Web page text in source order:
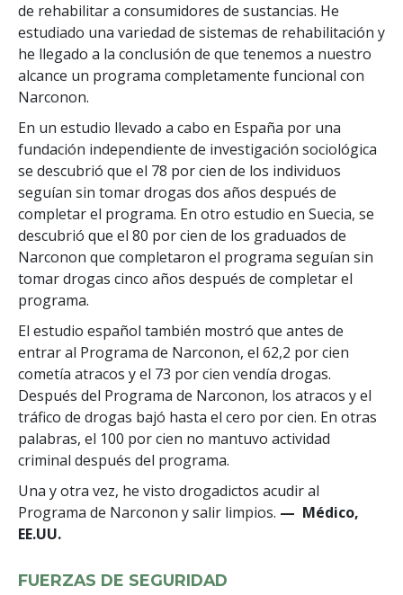
de rehabilitar a consumidores de sustancias. He
estudiado una variedad de sistemas de rehabilitación y
he llegado a la conclusión de que tenemos a nuestro
alcance un programa completamente funcional con
Narconon.
En un estudio llevado a cabo en España por una
fundación independiente de investigación sociológica
se descubrió que el 78 por cien de los individuos
seguían sin tomar drogas dos años después de
completar el programa. En otro estudio en Suecia, se
descubrió que el 80 por cien de los graduados de
Narconon que completaron el programa seguían sin
tomar drogas cinco años después de completar el
programa.
El estudio español también mostró que antes de
entrar al Programa de Narconon, el 62,2 por cien
cometía atracos y el 73 por cien vendía drogas.
Después del Programa de Narconon, los atracos y el
tráfico de drogas bajó hasta el cero por cien. En otras
palabras, el 100 por cien no mantuvo actividad
criminal después del programa.
Una y otra vez, he visto drogadictos acudir al
Programa de Narconon y salir limpios. — Médico,
EE.UU.
FUERZAS DE SEGURIDAD